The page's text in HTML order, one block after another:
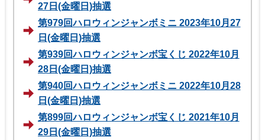
27日(金曜日)抽選
第979回ハロウィンジャンボミニ 2023年10月27
日(金曜日)抽選
第939回ハロウィンジャンボ宝くじ 2022年10月
28日(金曜日)抽選
第940回ハロウィンジャンボミニ 2022年10月28
日(金曜日)抽選
第899回ハロウィンジャンボ宝くじ 2021年10月
29日(金曜日)抽選